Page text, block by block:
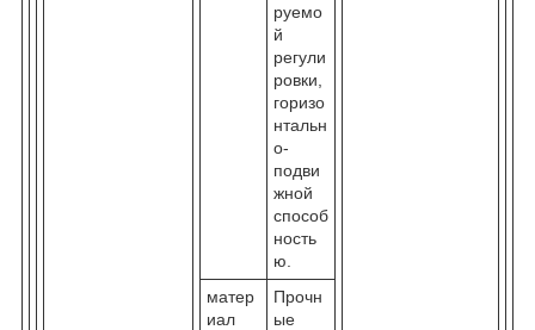
руемо
й
регули
ровки,
горизо
нтальн
о-
подви
жной
способ
ность
ю.
матер
иал
Прочн
ые